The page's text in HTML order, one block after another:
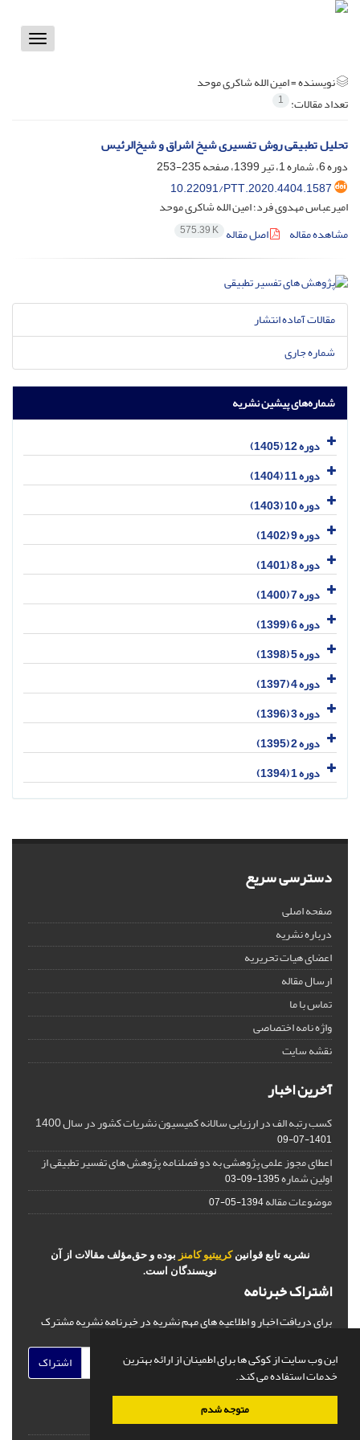
این وب سایت از کوکی ها برای اطمینان از ارائه بهترین
خدمات استفاده می کند.
متوجه شدم
Toggle
نویسنده =امین الله شاکری موحد
تعداد مقالات: 1
تحلیل تطبیقی روش تفسیری شیخ اشراق و شیخ‌الرئیس
دوره 6، شماره 1، تیر 1399، صفحه
235-253
10.22091/PTT.2020.4404.1587
امیرعباس مهدوی فرد؛ امین الله شاکری موحد
مشاهده مقاله
اصل مقاله 575.39 K
مقالات آماده انتشار
شماره جاری
شماره‌های پیشین نشریه
دوره 12 (1405)
دوره 11 (1404)
دوره 10 (1403)
دوره 9 (1402)
دوره 8 (1401)
دوره 7 (1400)
دوره 6 (1399)
دوره 5 (1398)
دوره 4 (1397)
دوره 3 (1396)
دوره 2 (1395)
دوره 1 (1394)
دسترسی سریع
صفحه اصلی
درباره نشریه
اعضای هیات تحریریه
ارسال مقاله
تماس با ما
واژه نامه اختصاصی
نقشه سایت
آخرین اخبار
کسب رتبه الف در ارزیابی سالانه کمیسیون نشریات کشور در سال 1400
1401-07-09
اعطای مجوز علمی پژوهشی به دو فصلنامه پژوهش های تفسیر تطبیقی از
اولین شماره1395-09-03
موضوعات مقاله1394-05-07
نشریه تابع قوانین کرییتیو کامنز بوده و حق‌مؤلف مقالات از آن
نویسندگان است.
اشتراک خبرنامه
برای دریافت اخبار و اطلاعیه های مهم نشریه در خبرنامه نشریه مشترک
اشتراک